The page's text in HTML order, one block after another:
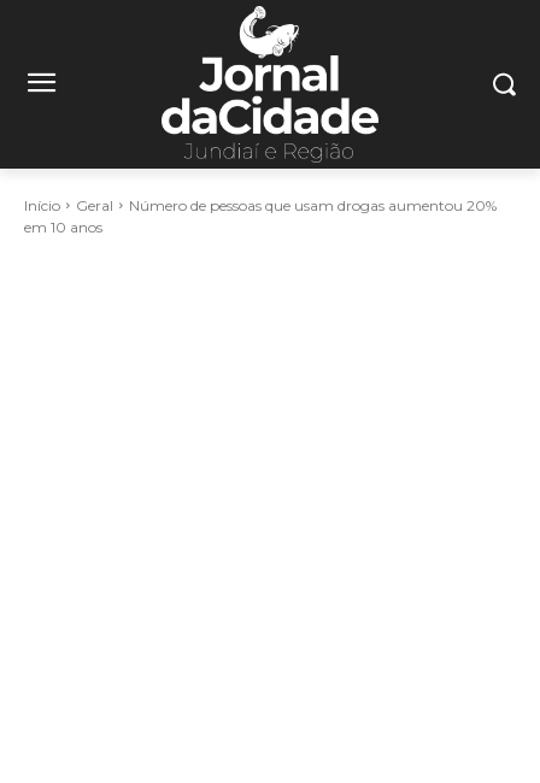
Início Geral
Número de pessoas que usam drogas aumentou 20%
em 10 anos